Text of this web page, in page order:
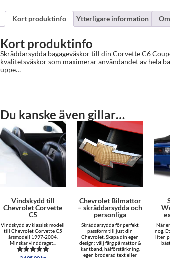
Kort produktinfo Ytterligare information
Kort produktinfo
Skräddarsydda bagageväskor till din Corvette C6
kvalitetsväskor som maximerar användandet av hela
uppe…
Du kanske även gillar…
Vindskydd till
Chevrolet Corvette
C5
Vindskydd av klassisk modell
till Chevrolet Corvette C5
årsmodell 1997-2004.
Minskar vinddraget...
Chevrolet Bilmattor
– skräddarsydda och
personliga
Skräddarsydda för perfekt
passform till just din
Chevrolet. Skapa din egen
design; välj färg på mattor &
kantband, hälförstärkning,
egen broderad text eller
När
nog.
liten